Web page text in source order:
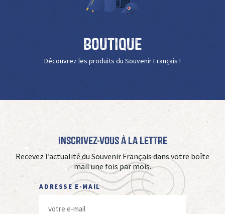
Boutique
Découvrez les produits du Souvenir Français !
Inscrivez-vous à La Lettre
Recevez l’actualité du Souvenir Français dans votre boîte
mail une fois par mois.
ADRESSE E-MAIL